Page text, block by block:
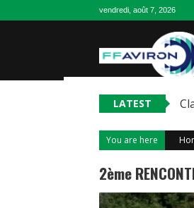
vendredi, août 7, 2026
LATEST
You are here
2ème